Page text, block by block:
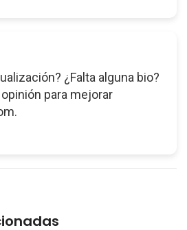
¿Falta alguna bio?
para mejorar